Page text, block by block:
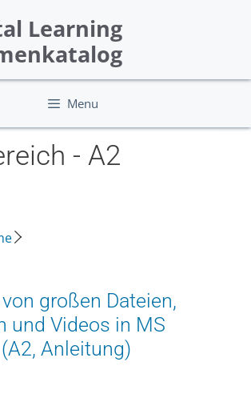
Learning
Menu
- A2
großen Dateien,
und Videos in MS
Anleitung)